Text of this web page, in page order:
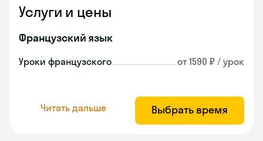
Услуги и цены
Французский язык
Уроки французского от 1590 ₽ / урок
Читать дальше Выбрать время